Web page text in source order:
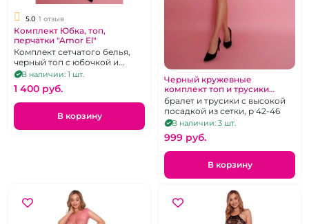
5.0 1 отзыв
Комплект Юбка, топ,
перчатки "Amor El"
Комплект сетчатого белья,
черный топ с юбочкой и
отдельными рукавами, р.40-
В наличии: 1 шт.
1 400 pуб.
В корзину
Черный кружевные
комплект топ и трусики
"Amor El"
бралет и трусики с высокой
посадкой из сетки, р 42-46
В наличии: 3 шт.
999 pуб.
В корзину